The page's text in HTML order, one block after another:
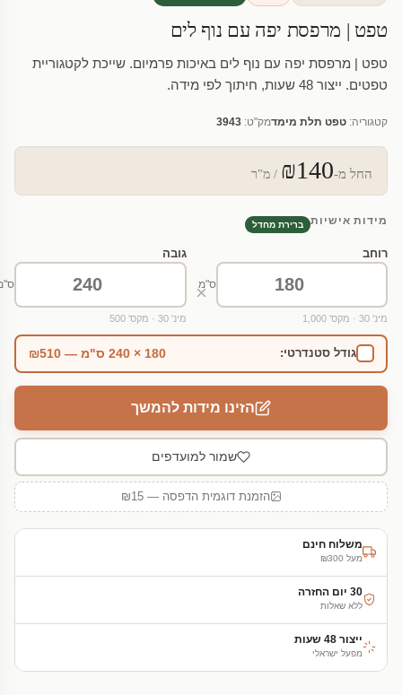
טפט | מרפסת יפה עם נוף לים
טפט | מרפסת יפה עם נוף לים באיכות פרמיום. שייכת לקטגוריית
טפטים. ייצור 48 שעות, חיתוך לפי מידה.
קטגוריה: טפט תלת מימדמק"ט: 3943
החל מ-₪140 / מ"ר
מידות אישיות ברירת מחדל
רוחב
ס"מ
מינ' 30 · מקס' 1,000
×
גובה
מינ' 30 · מקס' 500
גודל סטנדרטי: 180 × 240 ס"מ — ₪510
הזינו מידות להמשך
שמור למועדפים
הזמנת דוגמית הדפסה — ₪15
משלוח חינם
מעל ₪300
30 יום החזרה
ללא שאלות
ייצור 48 שעות
מפעל ישראלי